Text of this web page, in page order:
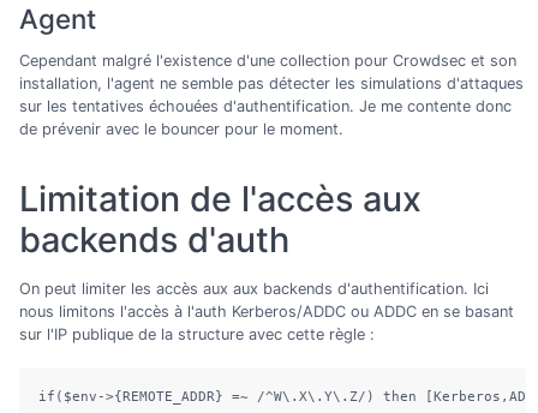
Agent
Cependant malgré l'existence d'une collection pour Crowdsec et son
installation, l'agent ne semble pas détecter les simulations d'attaques
sur les tentatives échouées d'authentification. Je me contente donc
de prévenir avec le bouncer pour le moment.
Limitation de l'accès aux
backends d'auth
On peut limiter les accès aux aux backends d'authentification. Ici
nous limitons l'accès à l'auth Kerberos/ADDC ou ADDC en se basant
sur l'IP publique de la structure avec cette règle :
if($env->{REMOTE_ADDR} =~ /^W\.X\.Y\.Z/) then